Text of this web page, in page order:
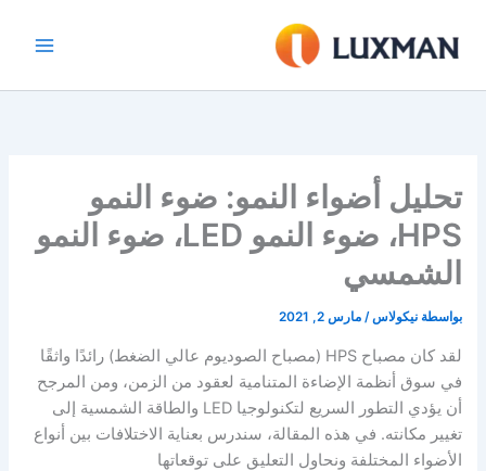
المحتوى
تحليل أضواء النمو: ضوء النمو
HPS، ضوء النمو LED، ضوء النمو
الشمسي
بواسطة نيكولاس/مارس 2, 2021
لقد كان مصباح HPS (مصباح الصوديوم عالي الضغط) رائدًا واثقًا
في سوق أنظمة الإضاءة المتنامية لعقود من الزمن، ومن المرجح
أن يؤدي التطور السريع لتكنولوجيا LED والطاقة الشمسية إلى
تغيير مكانته. في هذه المقالة، سندرس بعناية الاختلافات بين أنواع
الأضواء المختلفة ونحاول التعليق على توقعاتها